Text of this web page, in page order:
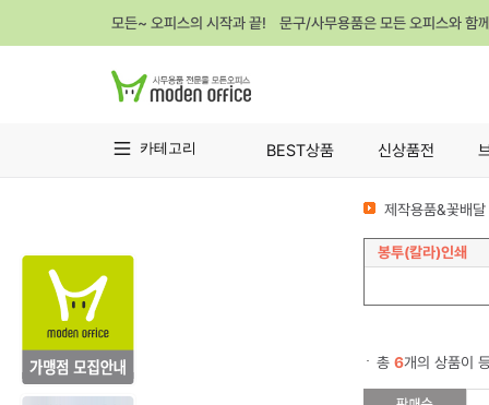
모든~ 오피스의 시작과 끝! 문구/사무용품은 모든 오피스와 함
카테고리 BEST상품 신상품전
제작용품&꽃배
봉투(칼라)인쇄
총 6개의 상품이